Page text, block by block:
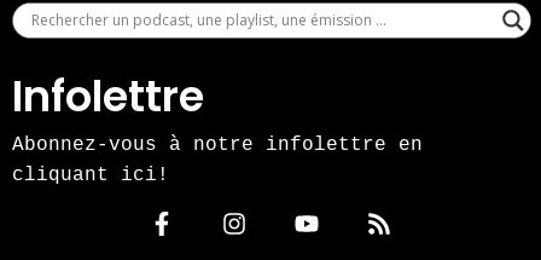
Infolettre
Abonnez-vous à notre infolettre en
cliquant ici!